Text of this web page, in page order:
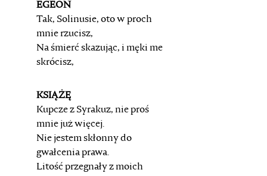
EGEON
Tak, Solinusie, oto w proch
mnie rzucisz,
Na śmierć skazując, i męki me
skrócisz,
KSIĄŻĘ
Kupcze z Syrakuz, nie proś
mnie już więcej.
Nie jestem skłonny do
gwałcenia prawa.
Litość przegnały z moich